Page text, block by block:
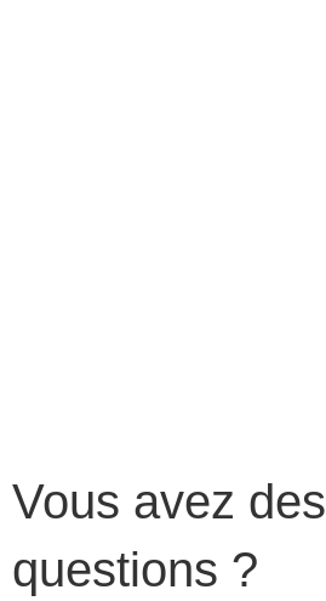
Vous avez des
questions ?